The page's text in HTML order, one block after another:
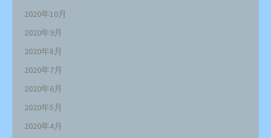
2020年10月
2020年9月
2020年8月
2020年7月
2020年6月
2020年5月
2020年4月